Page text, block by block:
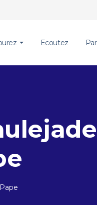
Ecoutez